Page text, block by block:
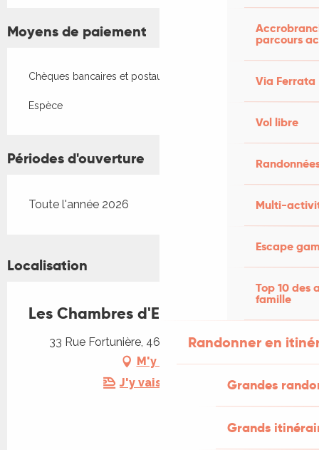
parcours
Via Ferrata
Vol libre
Multi-
Escape
Top 10 des
famille
Randonner en
Grandes
Grands
Moyens de paiement
Chèques bancaires et postaux
Espèce
Périodes d'ouverture
Toute l'année 2026
Localisation
Les Chambres d'Emilie
33 Rue Fortunière, 46240 Cœur de Causse
M'y rendre
J'y vais en train !